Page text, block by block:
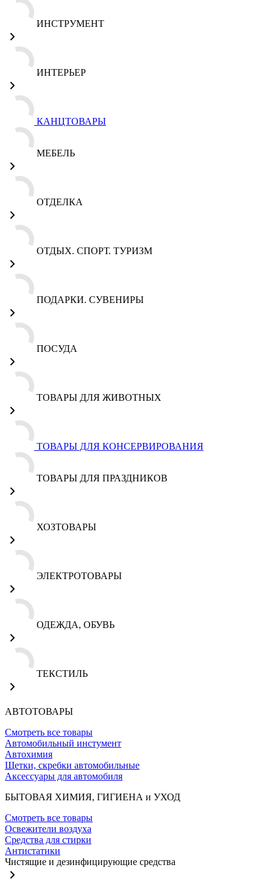
ИНСТРУМЕНТ
ИНТЕРЬЕР
КАНЦТОВАРЫ
МЕБЕЛЬ
ОТДЕЛКА
ОТДЫХ. СПОРТ. ТУРИЗМ
ПОДАРКИ. СУВЕНИРЫ
ПОСУДА
ТОВАРЫ ДЛЯ ЖИВОТНЫХ
ТОВАРЫ ДЛЯ КОНСЕРВИРОВАНИЯ
ТОВАРЫ ДЛЯ ПРАЗДНИКОВ
ХОЗТОВАРЫ
ЭЛЕКТРОТОВАРЫ
ОДЕЖДА, ОБУВЬ
ТЕКСТИЛЬ
АВТОТОВАРЫ
Смотреть все товары
Автомобильный инстумент
Автохимия
Щетки, скребки автомобильные
Аксессуары для автомобиля
БЫТОВАЯ ХИМИЯ, ГИГИЕНА и УХОД
Смотреть все товары
Освежители воздуха
Средства для стирки
Антистатики
Чистящие и дезинфицирующие средства